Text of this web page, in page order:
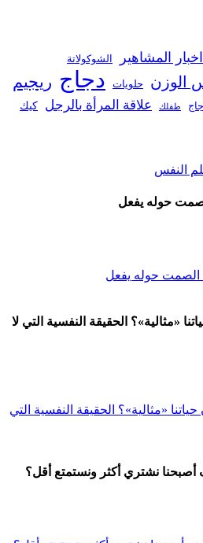
اخبار المشاهير الشوكولاتة
الوزن حلويات دجاج ريجيم
طفلك علاقة المرأة بالرجل كيك
النفس
حوله يفعل
«مثالية»؟ الحقيقة النفسية التي لا
أصبحنا نشتري أكثر ونستمتع أقل؟